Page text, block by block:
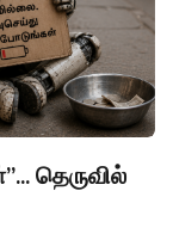
தெருவில்